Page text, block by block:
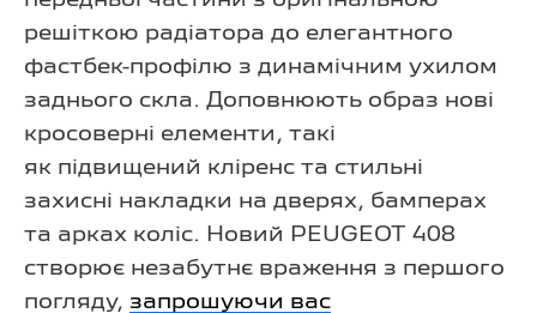
решіткою радіатора до елегантного
фастбек-профілю з динамічним ухилом
заднього скла. Доповнюють образ нові
кросоверні елементи, такі
як підвищений кліренс та стильні
захисні накладки на дверях, бамперах
та арках коліс. Новий PEUGEOT 408
створює незабутнє враження з першого
погляду, запрошуючи вас